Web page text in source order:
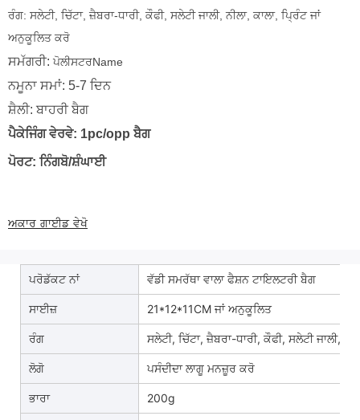
ਰੰਗ: ਸਲੇਟੀ, ਚਿੱਟਾ, ਜ਼ੈਬਰਾ-ਧਾਰੀ, ਕੌਫੀ, ਸਲੇਟੀ ਜਾਲੀ, ਨੀਲਾ, ਕਾਲਾ, ਪ੍ਰਿੰਟ ਜਾਂ
ਅਨੁਕੂਲਿਤ ਕਰੋ
ਸਮੱਗਰੀ: ਪੋਲੀਸਟਰName
ਨਮੂਨਾ ਸਮਾਂ: 5-7 ਦਿਨ
ਸ਼ੈਲੀ: ਬਾਹਰੀ ਬੈਗ
ਪੈਕੇਜਿੰਗ ਵੇਰਵੇ: 1pc/opp ਬੈਗ
ਪੋਰਟ: ਨਿੰਗਬੋ/ਸ਼ੰਘਾਈ
ਅਕਾਰ ਗਾਈਡ ਵੇਖੋ
ਪਰੋਡੱਕਟ ਨਾਂ ਵੱਡੀ ਸਮਰੱਥਾ ਵਾਲਾ ਫੈਸ਼ਨ ਟਾਇਲਟਰੀ ਬੈਗ
ਸਾਈਜ਼ 21*12*11CM ਜਾਂ ਅਨੁਕੂਲਿਤ
ਰੰਗ ਸਲੇਟੀ, ਚਿੱਟਾ, ਜ਼ੈਬਰਾ-ਧਾਰੀ, ਕੌਫੀ, ਸਲੇਟੀ ਜਾਲੀ,
ਲੋਗੋ ਪਸੰਦੀਦਾ ਲਾਗੂ ਮਨਜ਼ੂਰ ਕਰੋ
ਭਾਰਾ 200g